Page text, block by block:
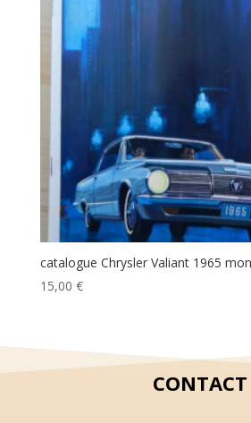
catalogue Chrysler Valiant 1965
15,00 €
CONTACT